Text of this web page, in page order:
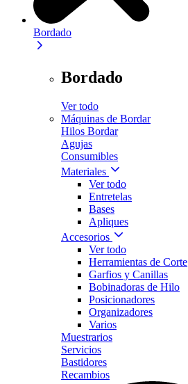
Bordado
Bordado
Ver todo
Máquinas de Bordar
Hilos Bordar
Agujas
Consumibles
Materiales
Ver todo
Entretelas
Bases
Apliques
Accesorios
Ver todo
Herramientas de Corte
Garfios y Canillas
Bobinadoras de Hilo
Posicionadores
Organizadores
Varios
Muestrarios
Servicios
Bastidores
Recambios